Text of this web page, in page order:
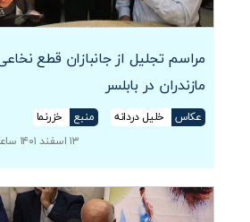
مراسم تجلیل از جانبازان قطع
مازندران در بابلسر
عکاس خلیل دردانه منبع
خزرنما
۱۳ اسفند ۱۴۰۱ ساعت ۲۳:۳۹:۰۰